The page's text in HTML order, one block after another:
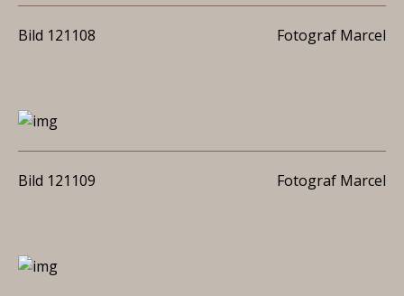
Bild 121108 Fotograf Marcel
Bild 121109 Fotograf Marcel